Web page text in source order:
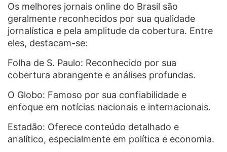
Os melhores jornais online do Brasil são
geralmente reconhecidos por sua qualidade
jornalística e pela amplitude da cobertura. Entre
eles, destacam-se:
Folha de S. Paulo: Reconhecido por sua
cobertura abrangente e análises profundas.
O Globo: Famoso por sua confiabilidade e
enfoque em notícias nacionais e internacionais.
Estadão: Oferece conteúdo detalhado e
analítico, especialmente em política e economia.